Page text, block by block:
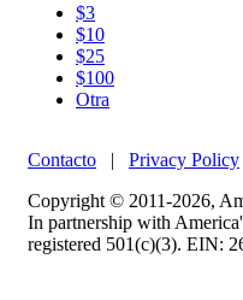
$3
$10
$25
$100
Otra
Contacto | Privacy Policy
Copyright © 2011-2026,
In partnership with
registered 501(c)(3). EIN: